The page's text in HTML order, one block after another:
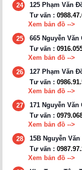
24
125 Phạm Văn
Tư vấn :
Xem bản đồ -->
25
665 Nguyễn
Tư vấn :
Xem bản đồ -->
26
127 Phạm Văn
Tư vấn :
Xem bản đồ -->
27
171 Nguyễn
Tư vấn :
Xem bản đồ -->
28
15B Nguyễn
Tư vấn :
Xem bản đồ -->